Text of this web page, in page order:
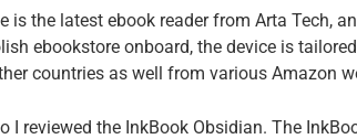
is the latest ebook reader from Arta Tech,
ebookstore onboard, the device is
countries as well from various Amazon
I reviewed the InkBook Obsidian. The